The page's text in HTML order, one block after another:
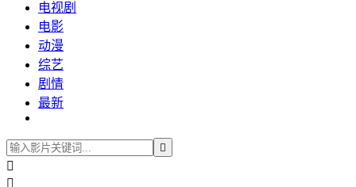
电视剧
电影
动漫
综艺
剧情
最新


